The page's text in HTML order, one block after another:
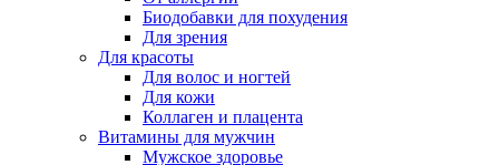
Биодобавки для похудения
Для зрения
Для красоты
Для волос и ногтей
Для кожи
Коллаген и плацента
Витамины для мужчин
Мужское здоровье